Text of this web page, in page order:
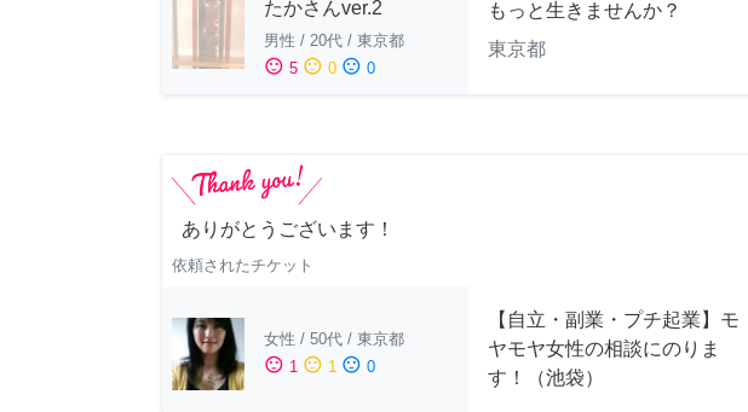
たかさんver.2
男性 / 20代 / 東京都
sentiment_satisfied 5 sentiment_neutral 0 sentiment_dissatisfied 0
もっと生きませんか？
東京都
ありがとうございます！
依頼されたチケット
女性 / 50代 / 東京都
sentiment_satisfied 1 sentiment_neutral 1 sentiment_dissatisfied 0
【自立・副業・プチ起業】モ
ヤモヤ女性の相談にのりま
す！（池袋）